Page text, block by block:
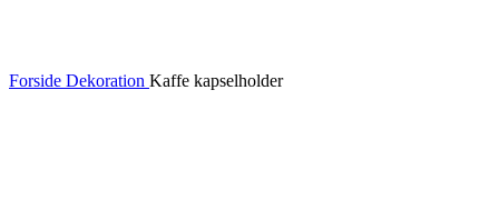
Forside Dekoration Kaffe kapselholder